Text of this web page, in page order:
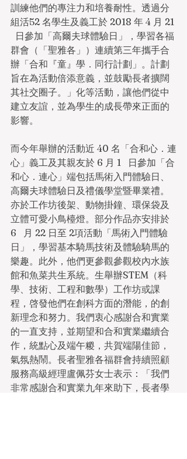
訓練他們的專注力和培養耐性。透過分
組活52 名學生及義工於 2018 年 4 月 21
  日參加「高爾夫球體驗日」，學習各福
群會（「聖雅各」）連續第三年攜手合
辦「合和『童』學．同行計劃」。計劃
旨在為活動倍添意義，並鼓勵長者擴闊
其社交圈子。」化等活動，讓他們從中
建立友誼，並為學生的成長帶來正面的
影響。
而今年舉辦的活動近 40 名「合和心．連
心」義工及其親友於 6 月 1   日參加「合
和心．連心」端包括馬術入門體驗日、
高爾夫球體驗日及禮儀學堂暨畢業禮。
亦於工作坊後架、動物掛鐘、環保袋及
立體可愛小鳥檯燈。部分作品亦安排於
6   月 22 日至 2項活動「馬術入門體驗
日」，學習基本騎馬技術及體驗騎馬的
樂趣。此外，他們更參觀參觀校內水族
館和魚菜共生系統。生舉辦STEM（科
學、技術、工程和數學）工作坊或課
程，啓發他們在創科方面的潛能，的創
新理念和努力。我們衷心感謝合和實業
的一直支持，並期望和合和實業繼續合
作，統點心及端午糉，共賀端陽佳節，
氣氛熱鬧。長者聖雅各福群會持續照顧
服務高級經理盧佩芬女士表示：「我們
非常感謝合和實業九年來助下，長者學